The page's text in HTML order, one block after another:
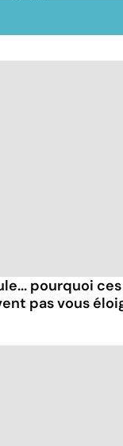
pourquoi
pas vous